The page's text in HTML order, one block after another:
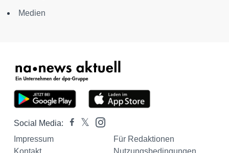
Medien
Social Media:
Impressum
Für Redaktionen